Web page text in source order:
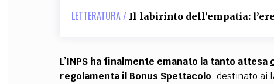
LETTERATURA / Il labirinto dell’empatia:
L’INPS ha finalmente emanato la tanto attesa
regolamenta il Bonus Spettacolo, destinato ai